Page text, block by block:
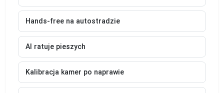
Hands-free na autostradzie
AI ratuje pieszych
Kalibracja kamer po naprawie